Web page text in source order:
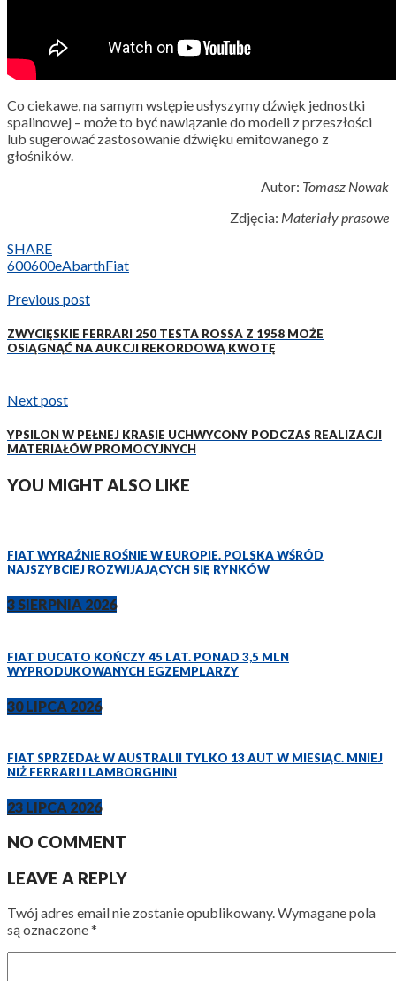
Co ciekawe, na samym wstępie usłyszymy dźwięk jednostki
spalinowej – może to być nawiązanie do modeli z przeszłości
lub sugerować zastosowanie dźwięku emitowanego z
głośników.
Autor: Tomasz Nowak
Zdjęcia: Materiały prasowe
SHARE
600600eAbarthFiat
Previous post
ZWYCIĘSKIE FERRARI 250 TESTA ROSSA Z 1958 MOŻE
OSIĄGNĄĆ NA AUKCJI REKORDOWĄ KWOTĘ
Next post
YPSILON W PEŁNEJ KRASIE UCHWYCONY PODCZAS REALIZACJI
MATERIAŁÓW PROMOCYJNYCH
YOU MIGHT ALSO LIKE
FIAT WYRAŹNIE ROŚNIE W EUROPIE. POLSKA WŚRÓD
NAJSZYBCIEJ ROZWIJAJĄCYCH SIĘ RYNKÓW
3 SIERPNIA 2026
FIAT DUCATO KOŃCZY 45 LAT. PONAD 3,5 MLN
WYPRODUKOWANYCH EGZEMPLARZY
30 LIPCA 2026
FIAT SPRZEDAŁ W AUSTRALII TYLKO 13 AUT W MIESIĄC. MNIEJ
NIŻ FERRARI I LAMBORGHINI
23 LIPCA 2026
NO COMMENT
LEAVE A REPLY
Twój adres email nie zostanie opublikowany.Wymagane pola
są oznaczone*